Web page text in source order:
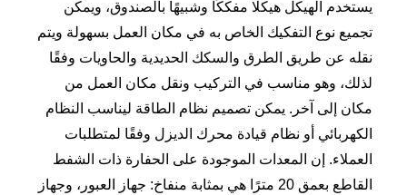
يستخدم الهيكل هيكلًا مفككًا وشبيهًا بالصندوق، ويمكن
تجميع نوع التفكيك الخاص به في مكان العمل بسهولة ويتم
نقله عن طريق الطرق والسكك الحديدية والحاويات وفقًا
لذلك، وهو مناسب في التركيب ونقل مكان العمل من
مكان إلى آخر. يمكن تصميم نظام الطاقة ليناسب النظام
الكهربائي أو نظام قيادة محرك الديزل وفقًا لمتطلبات
العملاء. إن المعدات الموجودة على الحفارة ذات الشفط
القاطع بعمق 20 مترًا هي بمثابة منفاخ: جهاز العبور، وجهاز